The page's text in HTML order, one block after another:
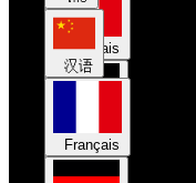
Français
汉语
Français